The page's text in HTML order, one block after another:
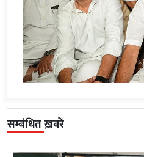
सम्बंधित ख़बरें